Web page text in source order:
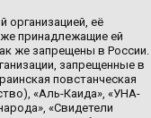
организацией, её
принадлежащие ей
же запрещены в России.
запрещенные в
повстанческая
«Аль-Каида», «УНА-
«Свидетели